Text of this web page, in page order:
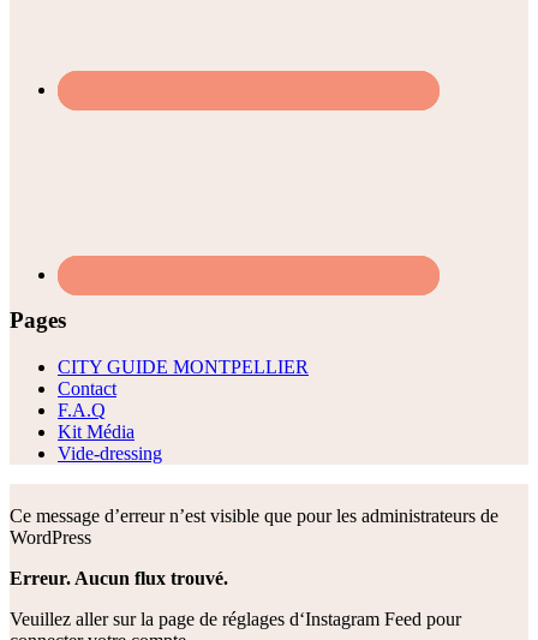
Pages
CITY GUIDE MONTPELLIER
Contact
F.A.Q
Kit Média
Vide-dressing
Ce message d’erreur n’est visible que pour les administrateurs de
WordPress
Erreur. Aucun flux trouvé.
Veuillez aller sur la page de réglages d‘Instagram Feed pour